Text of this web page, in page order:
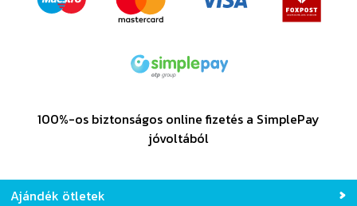
100%-os biztonságos online fizetés a SimplePay
jóvoltából
Ajándék ötletek